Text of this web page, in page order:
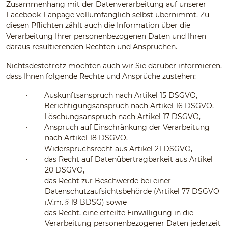
Zusammenhang mit der Datenverarbeitung auf unserer
Facebook-Fanpage vollumfänglich selbst übernimmt. Zu
diesen Pflichten zählt auch die Information über die
Verarbeitung Ihrer personenbezogenen Daten und Ihren
daraus resultierenden Rechten und Ansprüchen.
Nichtsdestotrotz möchten auch wir Sie darüber informieren,
dass Ihnen folgende Rechte und Ansprüche zustehen:
· Auskunftsanspruch nach Artikel 15 DSGVO,
· Berichtigungsanspruch nach Artikel 16 DSGVO,
· Löschungsanspruch nach Artikel 17 DSGVO,
·
Anspruch auf Einschränkung der Verarbeitung
nach Artikel 18 DSGVO,
· Widerspruchsrecht aus Artikel 21 DSGVO,
·
das Recht auf Datenübertragbarkeit aus Artikel
20 DSGVO,
·
das Recht zur Beschwerde bei einer
Datenschutzaufsichtsbehörde (Artikel 77 DSGVO
i.V.m. § 19 BDSG) sowie
·
das Recht, eine erteilte Einwilligung in die
Verarbeitung personenbezogener Daten jederzeit